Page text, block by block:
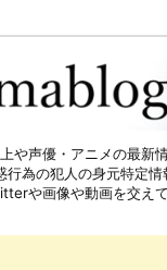
や声優・アニメの最新
行為の犯人の身元特定
や画像や動画を交えて